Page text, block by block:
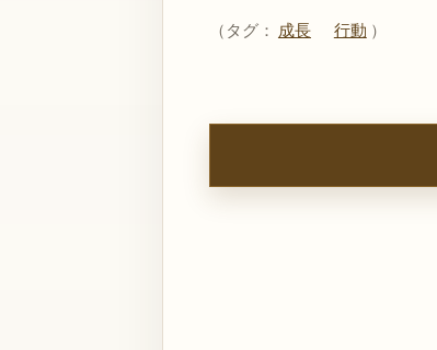
（タグ： 成長 行動 ）